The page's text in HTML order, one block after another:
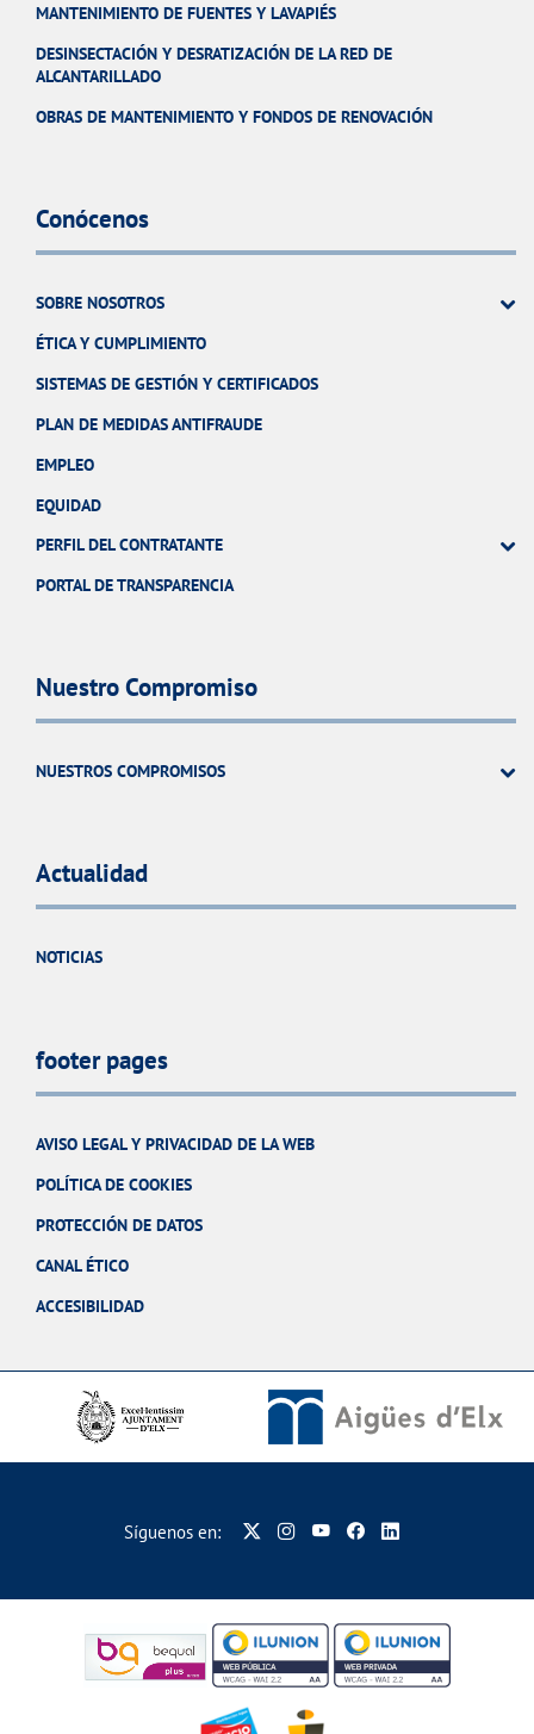
MANTENIMIENTO DE FUENTES Y LAVAPIÉS
DESINSECTACIÓN Y DESRATIZACIÓN DE LA RED DE
ALCANTARILLADO
OBRAS DE MANTENIMIENTO Y FONDOS DE RENOVACIÓN
Conócenos
SOBRE NOSOTROS
ÉTICA Y CUMPLIMIENTO
SISTEMAS DE GESTIÓN Y CERTIFICADOS
PLAN DE MEDIDAS ANTIFRAUDE
EMPLEO
EQUIDAD
PERFIL DEL CONTRATANTE
PORTAL DE TRANSPARENCIA
Nuestro Compromiso
NUESTROS COMPROMISOS
Actualidad
NOTICIAS
footer pages
AVISO LEGAL Y PRIVACIDAD DE LA WEB
POLÍTICA DE COOKIES
PROTECCIÓN DE DATOS
CANAL ÉTICO
ACCESIBILIDAD
Síguenos en: